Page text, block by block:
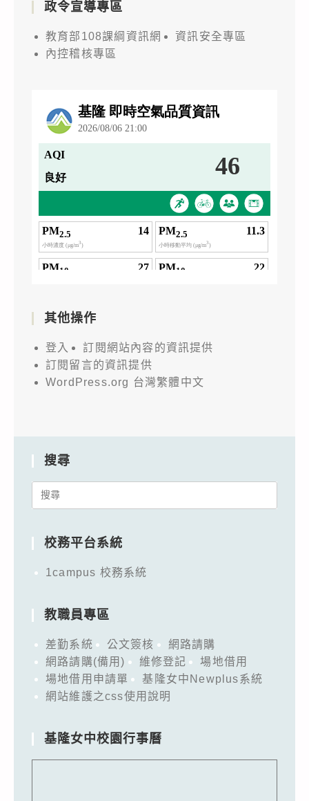
政令宣導專區
教育部108課綱資訊網
資訊安全專區
內控稽核專區
其他操作
登入
訂閱網站內容的資訊提供
訂閱留言的資訊提供
WordPress.org 台灣繁體中文
搜尋
Search
校務平台系統
1campus 校務系統
教職員專區
差勤系統 公文簽核
網路請購
網路請購(備用)
維修登記
場地借用
場地借用申請單
基隆女中Newplus系統
網站維護之css使用說明
基隆女中校園行事曆